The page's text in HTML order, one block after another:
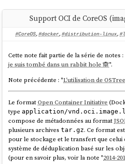
Support OCI de CoreOS
#CoreOS, #docker, #distribution-linux,
Cette note fait partie de la série de notes :
je suis tombé dans un rabbit hole 🙈".
Note précédente : "L'utilisation de
Le formatOpen Container Initiative
type application/
compose de métadonnées au format
plusieurs archivestar.gz. Ce format
pour le stockage et le transfert que celui
système de déduplication basé sur les
(pour en savoir plus, voir la note "2014-